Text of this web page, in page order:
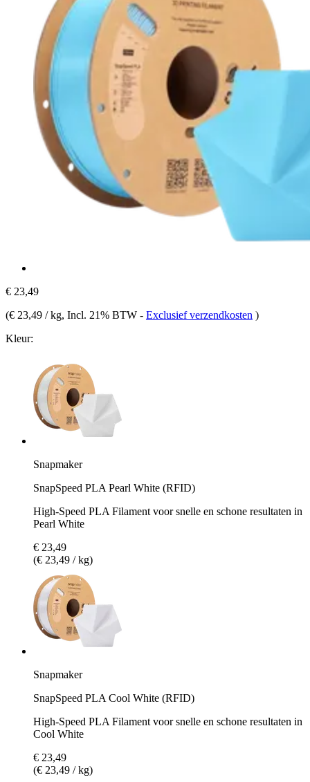
€ 23,49
(€ 23,49 / kg, Incl. 21% BTW - Exclusief verzendkosten )
Kleur:
Snapmaker
SnapSpeed PLA Pearl White (RFID)
High-Speed PLA Filament voor snelle en schone resultaten in
Pearl White
€ 23,49
(€ 23,49 / kg)
Snapmaker
SnapSpeed PLA Cool White (RFID)
High-Speed PLA Filament voor snelle en schone resultaten in
Cool White
€ 23,49
(€ 23,49 / kg)